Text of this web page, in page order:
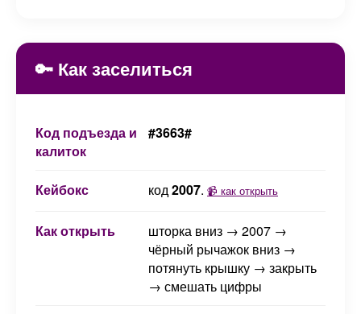
🔑 Как заселиться
Код подъезда и
калиток
#3663#
Кейбокс код2007. 📹 как открыть
Как открыть
шторка вниз → 2007 →
чёрный рычажок вниз →
потянуть крышку → закрыть
→ смешать цифры